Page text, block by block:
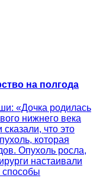
на полгода
«Дочка родилась
нижнего века
что это
которая
Опухоль росла,
настаивали
способы